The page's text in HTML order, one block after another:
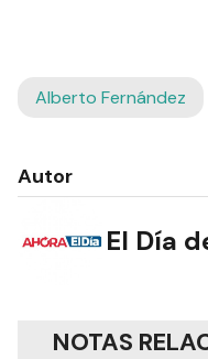
Alberto Fernández
Autor
El Día
NOTAS